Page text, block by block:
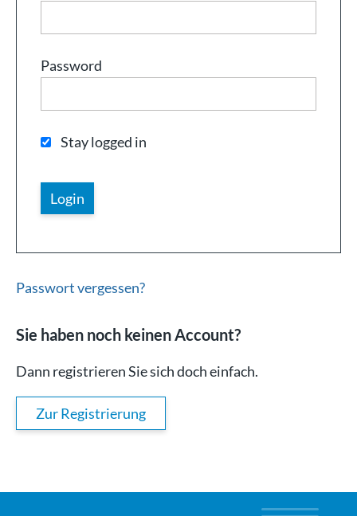
Password
Stay logged in
Passwort vergessen?
Sie haben noch keinen Account?
Dann registrieren Sie sich doch einfach.
Zur Registrierung